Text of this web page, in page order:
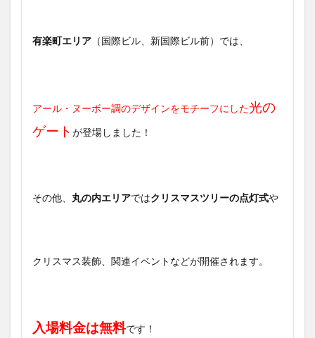
有楽町エリア （国際ビル、新国際ビル前）では、
アール・ヌーボー調のデザインをモチーフにした光の
ゲート が登場しました！
その他、 丸の内エリアではクリスマスツリーの点灯式や
クリスマス装飾、関連イベントなどが開催されます。
入場料金は無料です！